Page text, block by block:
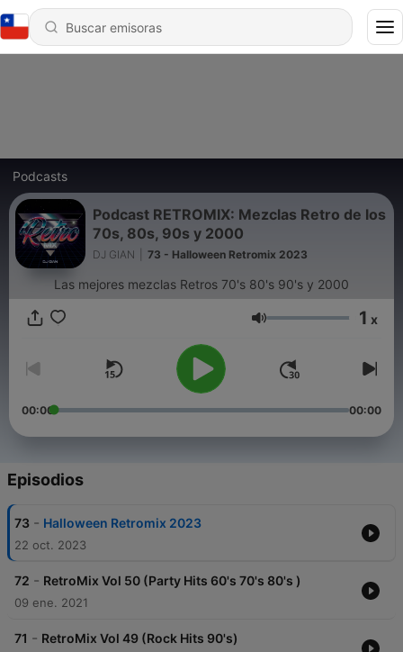
Podcasts
Podcast RETROMIX: Mezclas Retro de los
70s, 80s, 90s y 2000
DJ GIAN 73 - Halloween Retromix 2023
Las mejores mezclas Retros 70's 80's 90's y 2000
Volumen 1 x
00:00 00:00
Episodios
73 - Halloween Retromix 2023
22 oct. 2023
72 - RetroMix Vol 50 (Party Hits 60's 70's 80's )
09 ene. 2021
71 - RetroMix Vol 49 (Rock Hits 90's)